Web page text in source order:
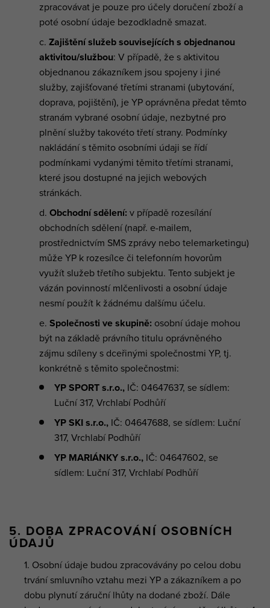
zpracovávat je pouze pro účely doručení zboží a
poté osobní údaje bezodkladně smazat.
Zajištění služeb souvisejících s objednanou
aktivitou/službou: V případě, že s aktivitou
objednanou zákazníkem jsou spojeny i jiné
služby, zajišťované třetími stranami (ubytování,
doprava, pojištění), je YP oprávněna předat těmto
stranám vybrané osobní údaje, nezbytné pro
plnění služby takovéto třetí strany. Podmínky
nakládání s těmito osobními údaji se řídí
podmínkami vydanými těmito třetími stranami,
které jsou dostupné na jejich webových
stránkách.
Obchodní sdělení: v případě rozesílání
obchodních sdělení (např. e-mailem,
prostřednictvím SMS zprávy nebo telemarketingu)
může YP k rozesílce či telefonním hovorům
využít služeb třetího subjektu. Tento subjekt je
vázán povinností mlčenlivosti a osobní údaje
nesmí použít k žádnému dalšímu účelu.
Společnosti ve skupině: osobní údaje mohou
být na základě právního titulu oprávněného
zájmu sdíleny s dceřinými společnostmi YP, tj.
konkrétně s těmito společnostmi:
YP SPORT s.r.o., IČ: 04647637, se sídlem:
Luční 317, Vrchlabí Podhůří
YP SKI s.r.o., IČ: 04647688, se sídlem: Luční
317, Vrchlabí Podhůří
YP MARIÁNKY s.r.o., IČ: 04647602, se
sídlem: Luční 317, Vrchlabí Podhůří
5. DOBA ZPRACOVÁNÍ OSOBNÍCH
ÚDAJŮ
Osobní údaje budou zpracovávány po celou dobu
trvání smluvního vztahu mezi YP a zákazníkem a po
dobu plynutí záruční lhůty na dodané zboží. Dále